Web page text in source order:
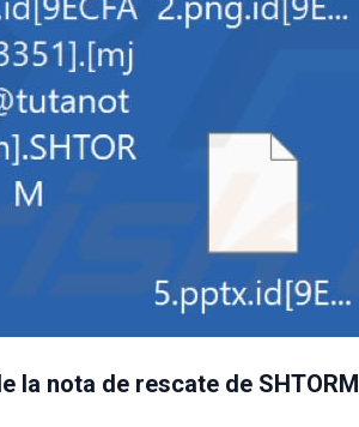
la nota de rescate de SHTORM